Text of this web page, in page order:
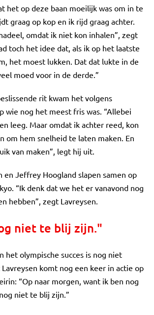
het op deze baan moeilijk was om in te
graag op kop en ik rijd graag achter.
omdat ik niet kon inhalen”, zegt
toch het idee dat, als ik op het laatste
het moest lukken. Dat dat lukte in de
moed voor in de derde.”
rit kwam het volgens
wie nog het meest fris was. “Allebei
leeg. Maar omdat ik achter reed, kon
om hem snelheid te laten maken. En
van maken”, legt hij uit.
en Jeffrey Hoogland slapen samen op
“Ik denk dat we het er vanavond nog
hebben”, zegt Lavreysen.
niet te blij zijn."
het olympische succes is nog niet
komt nog een keer in actie op
“Op naar morgen, want ik ben nog
niet te blij zijn.”